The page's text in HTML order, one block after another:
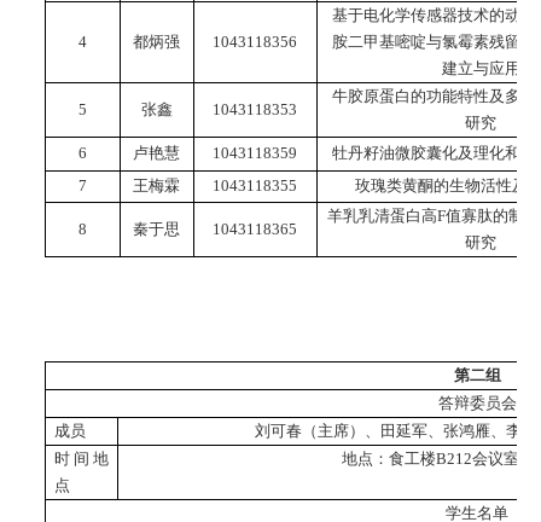
4 都炳强 1043118356
基于电化学传感器技术的动物
胺二甲基嘧啶与氯霉素残留快
建立与应用
5 张鑫 1043118353
牛胶原蛋白的功能特性及多肽
研究
6
卢艳慧 1043118359
牡丹籽油微胶囊化及理化和稳
7
王梅霖 1043118355 玫瑰类黄酮的生物活性及
8 秦于思 1043118365
羊乳乳清蛋白高F值寡肽的制
研究
第二组
答辩委员会
成员
刘可春（主席）、田延军、张鸿雁、李
时间地
点
地点：食工楼B212会议室
学生名单